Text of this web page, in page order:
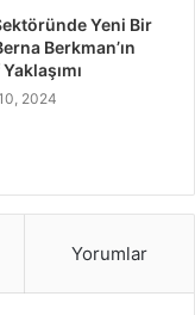
Yeni Bir
Berkman’ın
2024
Yorumlar